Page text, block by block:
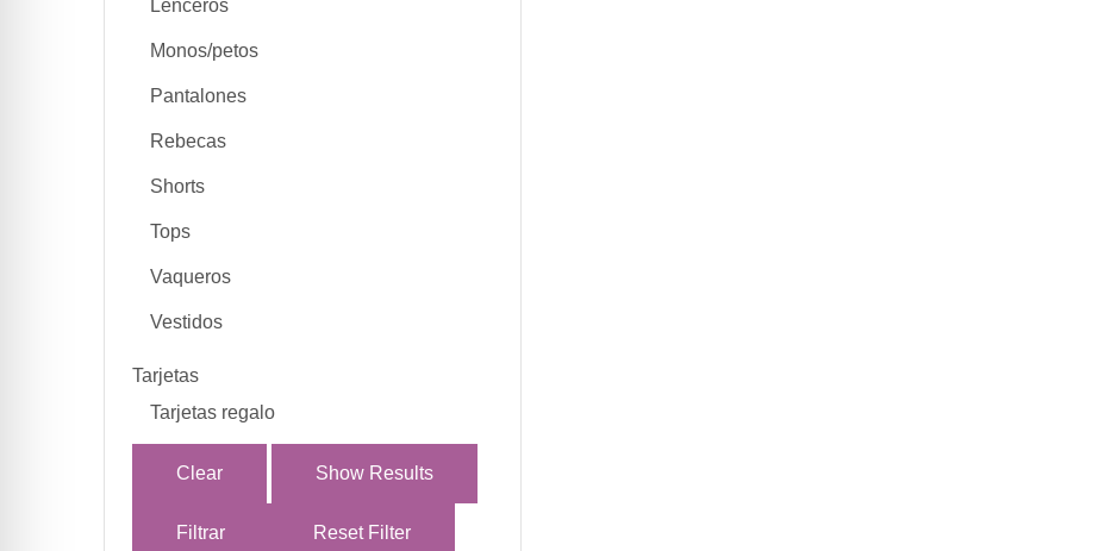
Lenceros
Monos/petos
Pantalones
Rebecas
Shorts
Tops
Vaqueros
Vestidos
Tarjetas
Tarjetas regalo
Clear Show Results
Filtrar Reset Filter